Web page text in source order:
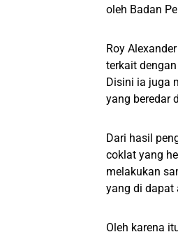
oleh Badan
Roy
terkait
Disini ia juga
yang beredar
Dari hasil
coklat yang
melakukan
yang di dapat
Oleh karena